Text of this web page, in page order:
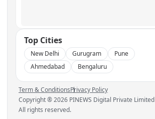
Top Cities
New Delhi Gurugram
Pune
Ahmedabad
Bengaluru
Term & ConditionsPrivacy Policy
Copyright ®2026 PINEWS Digital Private Limited
All rights reserved.